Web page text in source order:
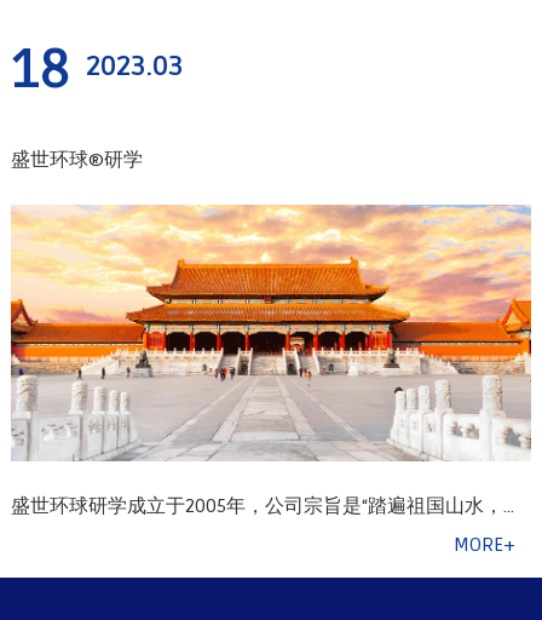
18 2023.03
盛世环球®研学
盛世环球研学成立于2005年，公司宗旨是“踏遍祖国山水，贯通文化历史，探索自然环…